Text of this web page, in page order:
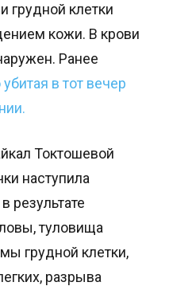
грудной клетки
кожи. В крови
Ранее
в тот вечер
Токтошевой
наступила
результате
туловища
грудной клетки,
разрыва